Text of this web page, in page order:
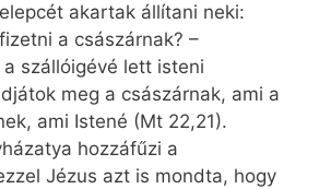
akartak állítani neki:
a császárnak? –
szállóigévé lett isteni
meg a császárnak, ami a
ami Istené (Mt 22,21).
hozzáfűzi a
Jézus azt is mondta, hogy